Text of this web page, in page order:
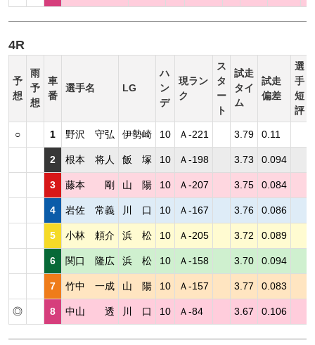
4R
予
想
雨
予
想
車
番
選手名 LG
ハ
ン
デ
現ラン
ク
ス
タ
ー
ト
試走
タイ
ム
試走
偏差
選
手
短
評
○ 1 野沢 守弘 伊勢崎 10 Ａ-221 3.79 0.11
2 根本 将人 飯 塚 10 Ａ-198 3.73 0.094
3 藤本 剛 山 陽 10 Ａ-207 3.75 0.084
4 岩佐 常義 川 口 10 Ａ-167 3.76 0.086
5 小林 頼介 浜 松 10 Ａ-205 3.72 0.089
6 関口 隆広 浜 松 10 Ａ-158 3.70 0.094
7 竹中 一成 山 陽 10 Ａ-157 3.77 0.083
◎ 8 中山 透 川 口 10 Ａ-84 3.67 0.106